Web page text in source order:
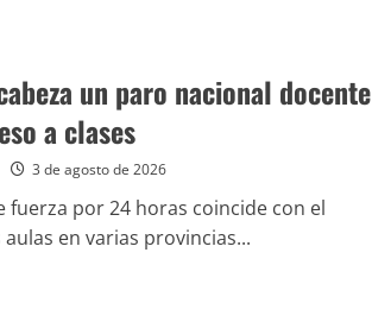
un paro nacional docente
a clases
3 de agosto de 2026
fuerza por 24 horas coincide con el
en varias provincias...